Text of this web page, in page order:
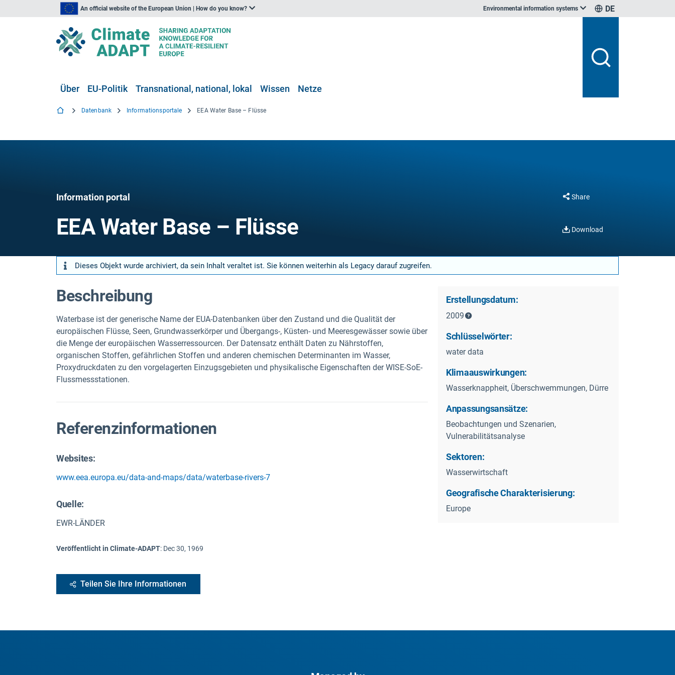
An official website of the European Union | How do you know? Environmental information systems DE
Über EU-Politik Transnational, national, lokal Wissen Netze
Datenbank Informationsportale EEA Water Base – Flüsse
Information portal
EEA Water Base – Flüsse
Share
Download
Dieses Objekt wurde archiviert, da sein Inhalt veraltet ist. Sie können weiterhin als Legacy darauf zugreifen.
Beschreibung
Waterbase ist der generische Name der EUA-Datenbanken über den Zustand und die Qualität der
europäischen Flüsse, Seen, Grundwasserkörper und Übergangs-, Küsten- und Meeresgewässer sowie über
die Menge der europäischen Wasserressourcen. Der Datensatz enthält Daten zu Nährstoffen,
organischen Stoffen, gefährlichen Stoffen und anderen chemischen Determinanten im Wasser,
Proxydruckdaten zu den vorgelagerten Einzugsgebieten und physikalische Eigenschaften der WISE-SoE-
Flussmessstationen.
Referenzinformationen
Websites:
www.eea.europa.eu/data-and-maps/data/waterbase-rivers-7
Quelle:
EWR-LÄNDER
Veröffentlicht in Climate-ADAPT: Dec 30, 1969
Teilen Sie Ihre Informationen
Erstellungsdatum:
2009
Schlüsselwörter:
water data
Klimaauswirkungen:
Wasserknappheit, Überschwemmungen, Dürre
Anpassungsansätze:
Beobachtungen und Szenarien,
Vulnerabilitätsanalyse
Sektoren:
Wasserwirtschaft
Geografische Charakterisierung:
Europe